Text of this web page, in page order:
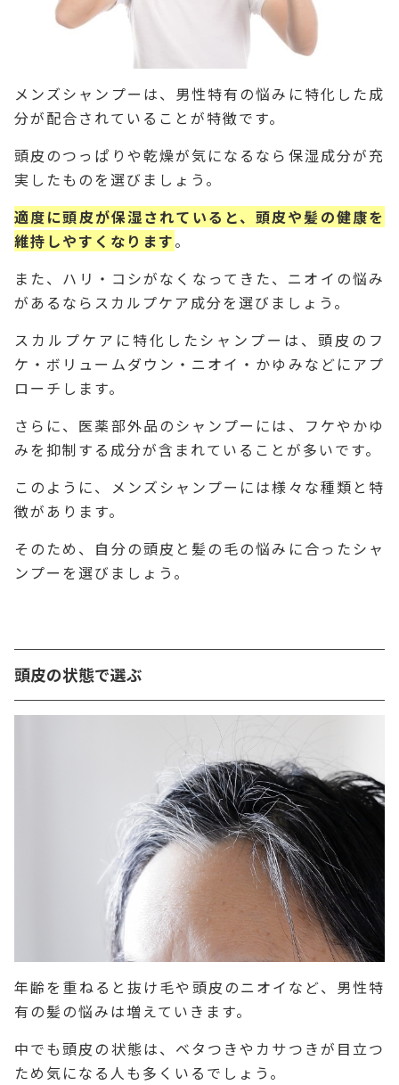
メンズシャンプーは、男性特有の悩みに特化した成
分が配合されていることが特徴です。
頭皮のつっぱりや乾燥が気になるなら保湿成分が充
実したものを選びましょう。
適度に頭皮が保湿されていると、頭皮や髪の健康を
維持しやすくなります。
また、ハリ・コシがなくなってきた、ニオイの悩み
があるならスカルプケア成分を選びましょう。
スカルプケアに特化したシャンプーは、頭皮のフ
ケ・ボリュームダウン・ニオイ・かゆみなどにアプ
ローチします。
さらに、医薬部外品のシャンプーには、フケやかゆ
みを抑制する成分が含まれていることが多いです。
このように、メンズシャンプーには様々な種類と特
徴があります。
そのため、自分の頭皮と髪の毛の悩みに合ったシャ
ンプーを選びましょう。
頭皮の状態で選ぶ
年齢を重ねると抜け毛や頭皮のニオイなど、男性特
有の髪の悩みは増えていきます。
中でも頭皮の状態は、ベタつきやカサつきが目立つ
ため気になる人も多くいるでしょう。